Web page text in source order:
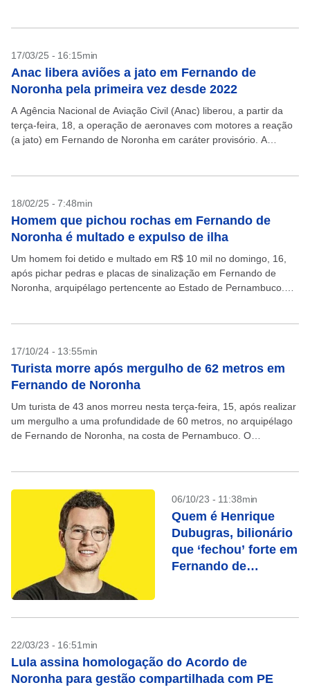
17/03/25 - 16:15min
Anac libera aviões a jato em Fernando de
Noronha pela primeira vez desde 2022
A Agência Nacional de Aviação Civil (Anac) liberou, a partir da
terça-feira, 18, a operação de aeronaves com motores a reação
(a jato) em Fernando de Noronha em caráter provisório. A
18/02/25 - 7:48min
Homem que pichou rochas em Fernando de
Noronha é multado e expulso de ilha
Um homem foi detido e multado em R$ 10 mil no domingo, 16,
após pichar pedras e placas de sinalização em Fernando de
Noronha, arquipélago pertencente ao Estado de Pernambuco.
17/10/24 - 13:55min
Turista morre após mergulho de 62 metros em
Fernando de Noronha
Um turista de 43 anos morreu nesta terça-feira, 15, após realizar
um mergulho a uma profundidade de 60 metros, no arquipélago
de Fernando de Noronha, na costa de Pernambuco. O
06/10/23 - 11:38min
Quem é Henrique
Dubugras, bilionário
que ‘fechou’ forte em
Fernando de
22/03/23 - 16:51min
Lula assina homologação do Acordo de
Noronha para gestão compartilhada com PE